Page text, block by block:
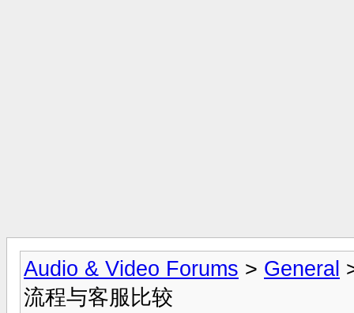
Audio & Video Forums > General
流程与客服比较